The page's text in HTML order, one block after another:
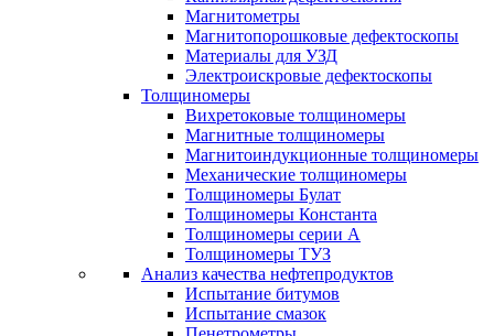
Магнитометры
Магнитопорошковые дефектоскопы
Материалы для УЗД
Электроискровые дефектоскопы
Толщиномеры
Вихретоковые толщиномеры
Магнитные толщиномеры
Магнитоиндукционные толщиномеры
Механические толщиномеры
Толщиномеры Булат
Толщиномеры Константа
Толщиномеры серии А
Толщиномеры ТУЗ
Анализ качества нефтепродуктов
Испытание битумов
Испытание смазок